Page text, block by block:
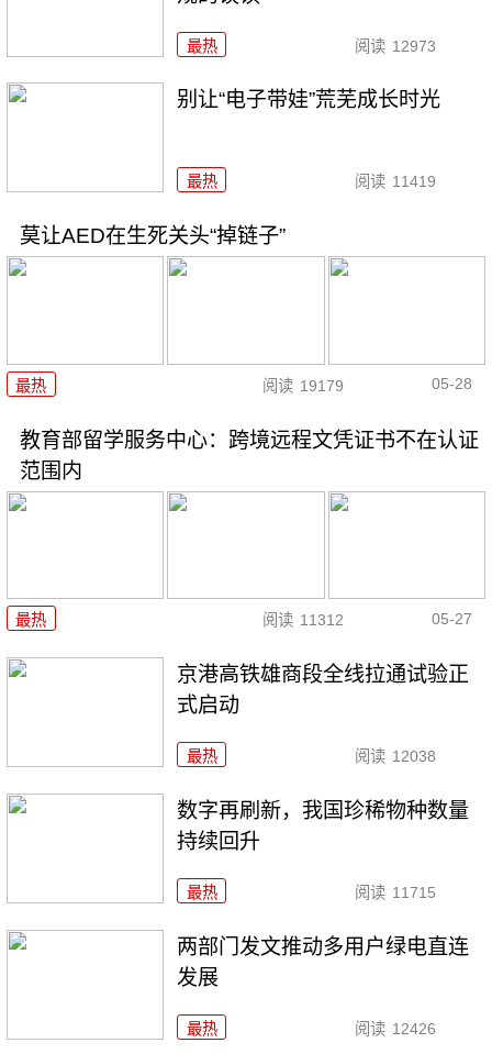
最热 阅读 12973
别让“电子带娃”荒芜成长时光
最热 阅读 11419
莫让AED在生死关头“掉链子”
最热 阅读 19179 05-28
教育部留学服务中心：跨境远程文凭证书不在认证
范围内
最热 阅读 11312 05-27
京港高铁雄商段全线拉通试验正
式启动
最热 阅读 12038
数字再刷新，我国珍稀物种数量
持续回升
最热 阅读 11715
两部门发文推动多用户绿电直连
发展
最热 阅读 12426